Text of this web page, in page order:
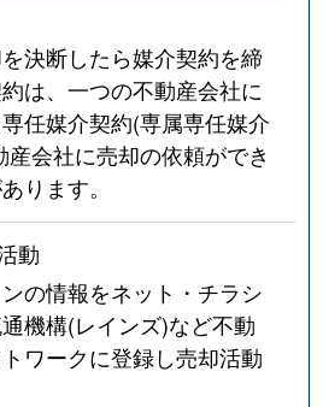
円 大国町
円 大国町
円 大国町
円
円 大国町
円 大国町
決断したら媒介契約を締
は、一つの不動産会社に
任媒介契約(専属専任媒介
会社に売却の依頼ができ
ります。
動
の情報をネット・チラシ
機構(レインズ)など不動
ワークに登録し売却活動